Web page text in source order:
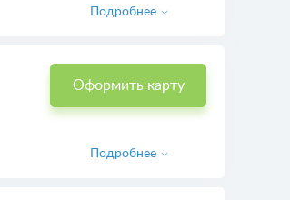
Подробнее
Оформить карту
Подробнее